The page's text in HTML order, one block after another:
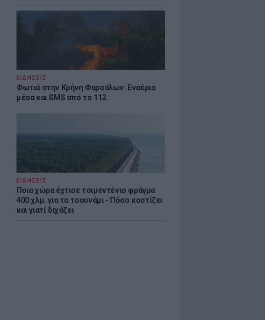
ΕΙΔΗΣΕΙΣ
Φωτιά στην Κρήνη Φαρσάλων: Εναέρια
μέσα και SMS από το 112
ΕΙΔΗΣΕΙΣ
Ποια χώρα έχτισε τσιμεντένιο φράγμα
400 χλμ. για τα τσουνάμι - Πόσο κοστίζει
και γιατί διχάζει